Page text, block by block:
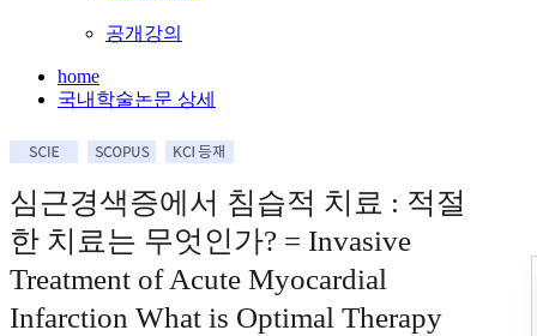
공개강의
home
국내학술논문 상세
심근경색증에서 침습적 치료 : 적절
한 치료는 무엇인가? = Invasive
Treatment of Acute Myocardial
Infarction What is Optimal Therapy